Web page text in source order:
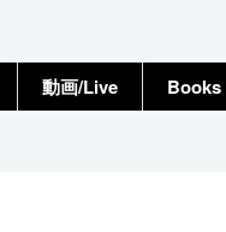
動画/Live Books